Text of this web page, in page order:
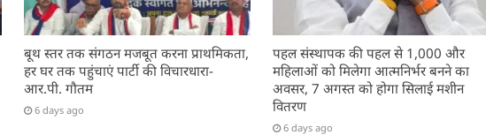
बूथ स्तर तक संगठन मजबूत करना प्राथमिकता,
हर घर तक पहुंचाएं पार्टी की विचारधारा-
आर.पी. गौतम
6 days ago
पहल संस्थापक की पहल से 1,000 और
महिलाओं को मिलेगा आत्मनिर्भर बनने का
अवसर, 7 अगस्त को होगा सिलाई मशीन
वितरण
6 days ago